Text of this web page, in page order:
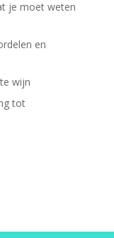
je moet weten
en
wijn
tot